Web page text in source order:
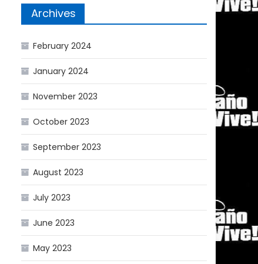
Archives
February 2024
January 2024
November 2023
October 2023
September 2023
August 2023
July 2023
June 2023
May 2023